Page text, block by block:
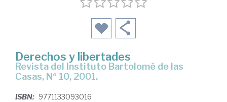
Derechos y libertades
Revista del Instituto Bartolomé de las
Casas, Nº 10, 2001.
ISBN: 9771133093016